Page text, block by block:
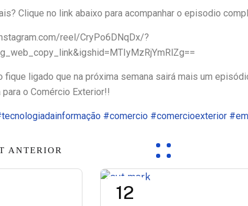
Clique no link abaixo para acompanhar o episodio
reel/CryPo6DNqDx/?
fique ligado que na próxima semana sairá mais um
o Comércio Exterior!!
#comercio #comercioexterior
ANTERIOR
12